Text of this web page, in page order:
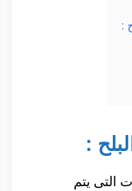
:
:
التى يتم